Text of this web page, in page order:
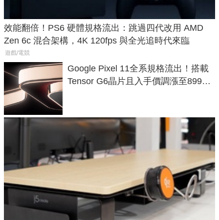
效能翻倍！PS6 硬體規格流出：跳過四代改用 AMD
Zen 6c 混合架構，4K 120fps 與全光追時代來臨
遊戲/電競
Google Pixel 11全系規格流出！搭載
Tensor G6晶片且入手價調漲至899美